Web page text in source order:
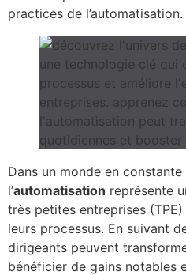
practices de l’automatisation.
Dans un monde en
l’automatisation représente
très petites entreprises (TPE)
leurs processus. En suivant
dirigeants peuvent
bénéficier de gains notables